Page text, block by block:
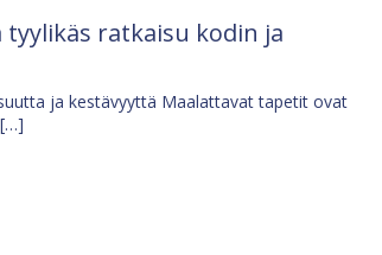
ratkaisu kodin ja
ja kestävyyttä Maalattavat tapetit ovat